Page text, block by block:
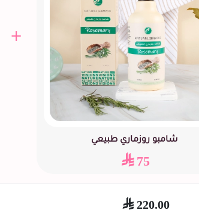
شامبو روزماري طبيعي
75
+
220.00